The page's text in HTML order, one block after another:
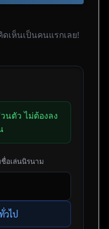
เห็นเป็นคนแรกเลย!
นตัว ไม่ต้องลง
ชื่อเล่นนิรนาม
ไป